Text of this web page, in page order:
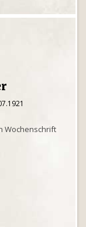
Wochenschrift